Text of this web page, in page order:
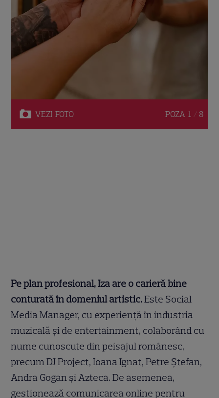
VEZI FOTO POZA 1 / 8
Pe plan profesional, Iza are o carieră bine
conturată în domeniul artistic.Este Social
Media Manager, cu experiență în industria
muzicală și de entertainment, colaborând cu
nume cunoscute din peisajul românesc,
precum DJ Project, Ioana Ignat, Petre Ștefan,
Andra Gogan și Azteca. De asemenea,
gestionează comunicarea online pentru